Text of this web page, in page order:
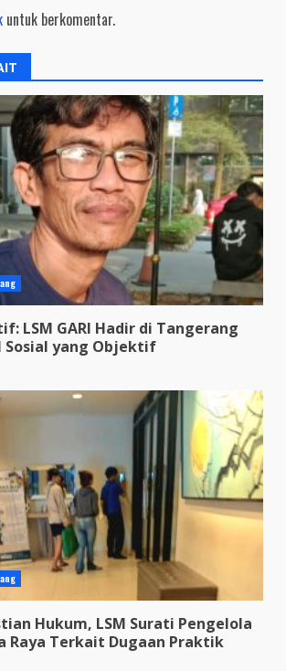
untuk berkomentar.
LSM GARI Hadir di Tangerang
yang Objektif
Hukum, LSM Surati Pengelola
Raya Terkait Dugaan Praktik